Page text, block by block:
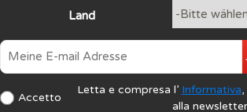
Land
Accetto
Letta e compresa l’ Informativa
alla